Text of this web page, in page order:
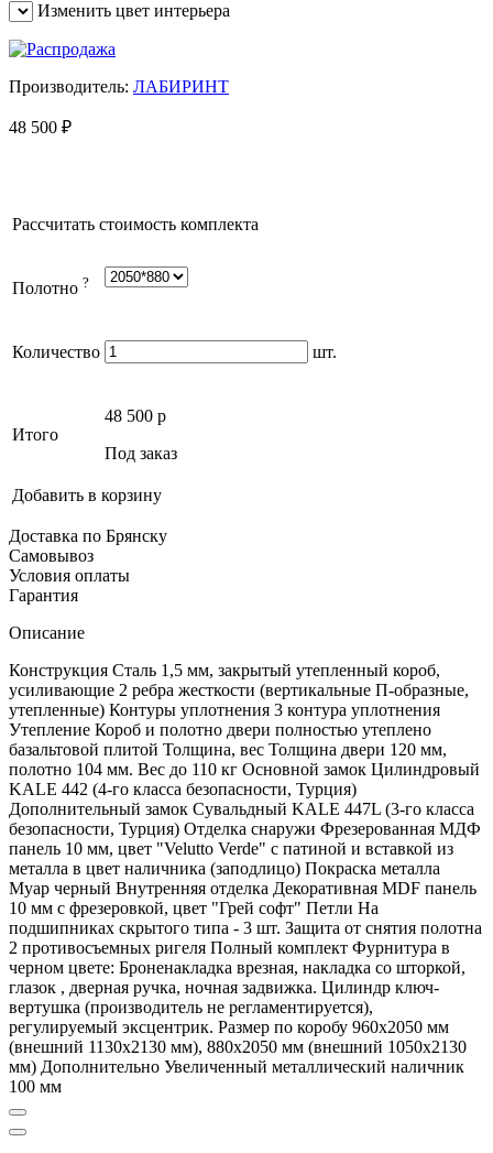
Изменить цвет интерьера
Производитель: ЛАБИРИНТ
48 500 ₽
Рассчитать стоимость комплекта
Полотно ?
Количество шт.
Итого
48 500 p
Под заказ
Добавить в корзину
Доставка по Брянску
Самовывоз
Условия оплаты
Гарантия
Описание
Конструкция Сталь 1,5 мм, закрытый утепленный короб,
усиливающие 2 ребра жесткости (вертикальные П-образные,
утепленные) Контуры уплотнения 3 контура уплотнения
Утепление Короб и полотно двери полностью утеплено
базальтовой плитой Толщина, вес Толщина двери 120 мм,
полотно 104 мм. Вес до 110 кг Основной замок Цилиндровый
KALE 442 (4-го класса безопасности, Турция)
Дополнительный замок Сувальдный KALE 447L (3-го класса
безопасности, Турция) Отделка снаружи Фрезерованная МДФ
панель 10 мм, цвет "Velutto Verde" с патиной и вставкой из
металла в цвет наличника (заподлицо) Покраска металла
Муар черный Внутренняя отделка Декоративная MDF панель
10 мм с фрезеровкой, цвет "Грей софт" Петли На
подшипниках скрытого типа - 3 шт. Защита от снятия полотна
2 противосъемных ригеля Полный комплект Фурнитура в
черном цвете: Броненакладка врезная, накладка со шторкой,
глазок , дверная ручка, ночная задвижка. Цилиндр ключ-
вертушка (производитель не регламентируется),
регулируемый эксцентрик. Размер по коробу 960х2050 мм
(внешний 1130х2130 мм), 880х2050 мм (внешний 1050х2130
мм) Дополнительно Увеличенный металлический наличник
100 мм